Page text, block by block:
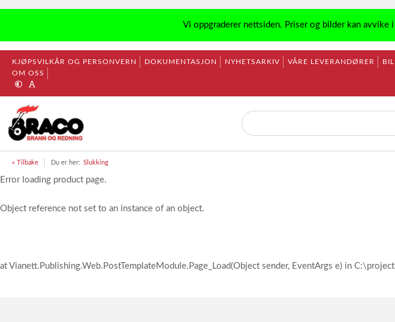
Vi oppgraderer nettsiden. Priser og bilder kan avvike
KJØPSVILKÅR OG PERSONVERN DOKUMENTASJON NYHETSARKIV VÅRE LEVERANDØRER
OM OSS
« Tilbake Du er her: Slukking
Error loading product page.
Object reference not set to an instance of an object.
at Vianett.Publishing.Web.PostTemplateModule.Page_Load(Object sender, EventArgs e) in